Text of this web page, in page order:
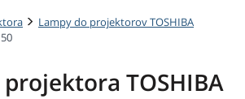
Lampy do projektorov TOSHIBA
TOSHIBA